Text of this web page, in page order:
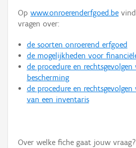
Op www.onroerenderfgoed.be
vragen over:
de soorten onroerend erfgoed
de mogelijkheden voor
de procedure en rechtsgevolgen
bescherming
de procedure en
van een inventaris
Over welke fiche gaat jouw vraag?